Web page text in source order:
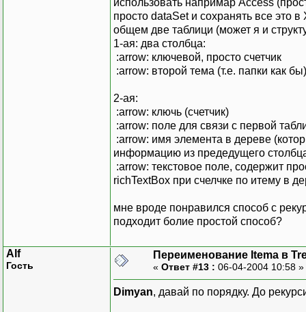
просто dataSet и сохранять все это
общем две таблици (может я и
1-ая: два столбца:
:arrow: ключевой, просто счетчик
:arrow: второй тема (т.е. папки как бы)
2-ая:
:arrow: ключь (счетчик)
:arrow: поле для связи с первой
:arrow: имя элемента в дереве
информацию из предедущего
:arrow: текстовое поле, содержит
richTextBox при счелчке по итему в
мне вроде понравился способ с
подходит болие простой способ?
Alf
Гость
Переименование Itema в
« Ответ #13 : 06-04-2004 10:58 »
Dimyan, давай по порядку. До